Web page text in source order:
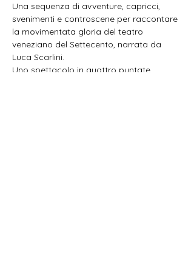
Una sequenza di avventure, capricci,
svenimenti e controscene per raccontare
la movimentata gloria del teatro
veneziano del Settecento, narrata da
Luca Scarlini.
Uno spettacolo in quattro puntate,